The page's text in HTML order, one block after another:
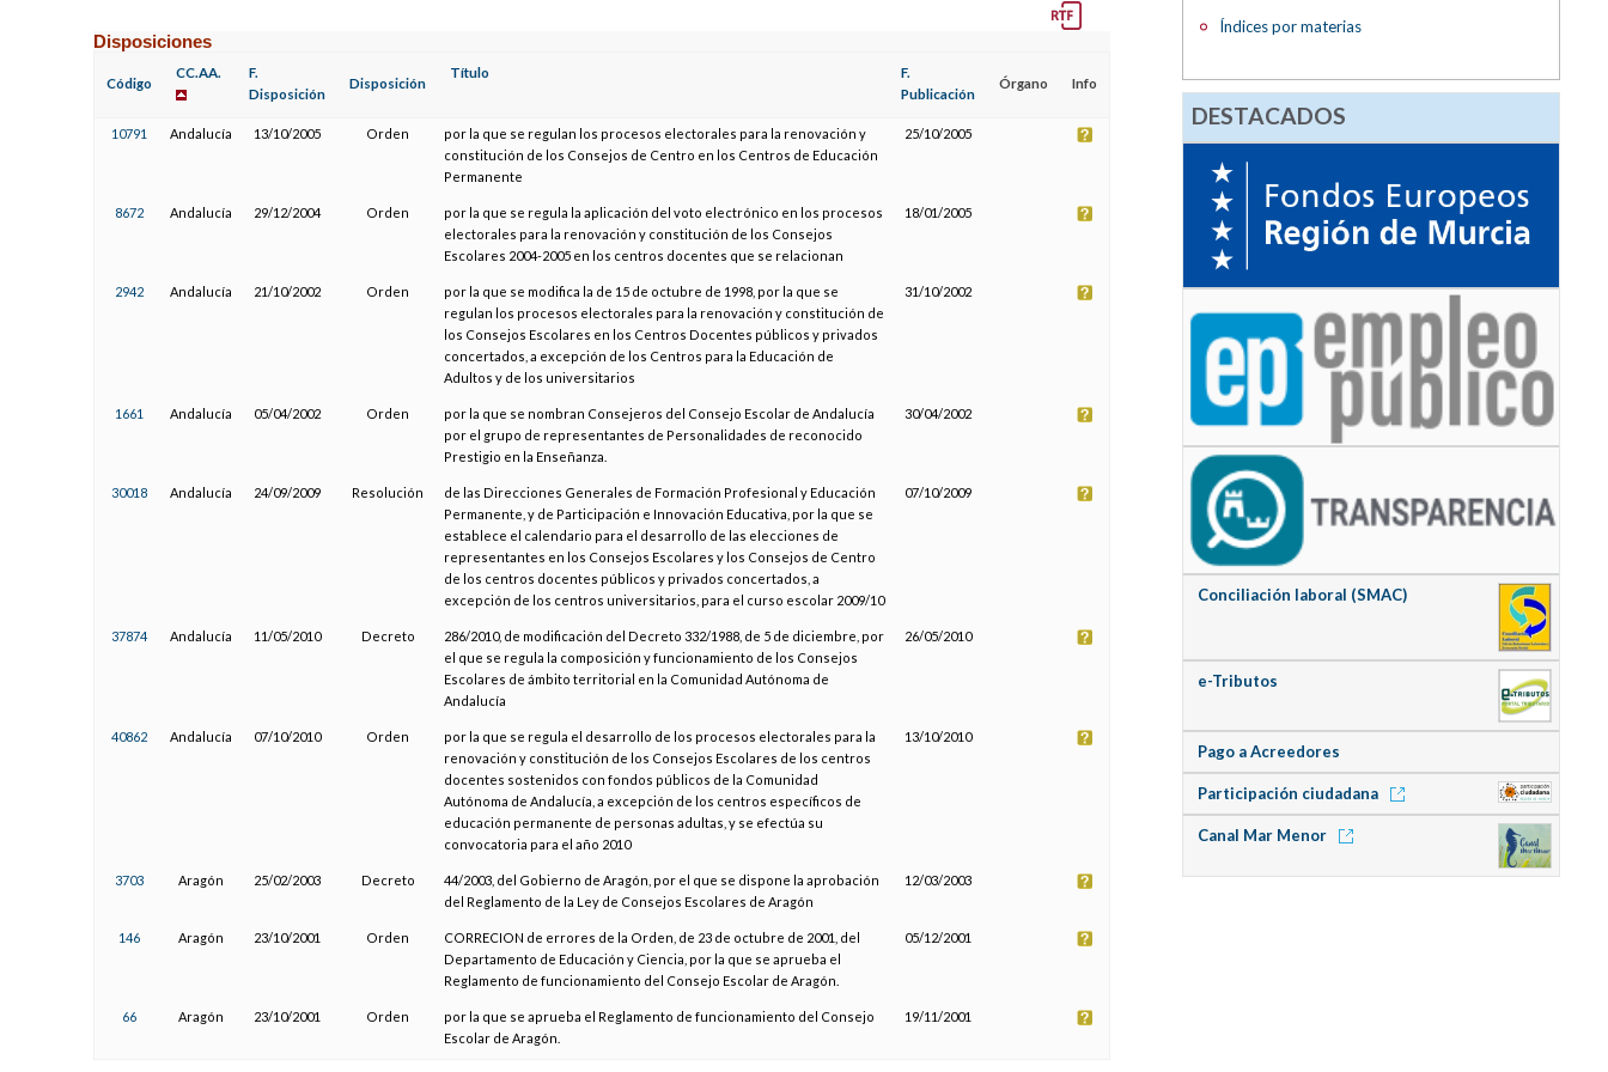
Disposiciones
Código
CC.AA.
F.
Disposición
Disposición
Título
F.
Publicación
Órgano Info
10791 Andalucía 13/10/2005 Orden
por la que se regulan los procesos electorales para la renovación y
constitución de los Consejos de Centro en los Centros de Educación
Permanente
25/10/2005
8672 Andalucía 29/12/2004 Orden
por la que se regula la aplicación del voto electrónico en los procesos
electorales para la renovación y constitución de los Consejos
Escolares 2004-2005 en los centros docentes que se relacionan
18/01/2005
2942 Andalucía 21/10/2002 Orden
por la que se modifica la de 15 de octubre de 1998, por la que se
regulan los procesos electorales para la renovación y constitución de
los Consejos Escolares en los Centros Docentes públicos y privados
concertados, a excepción de los Centros para la Educación de
Adultos y de los universitarios
31/10/2002
1661 Andalucía 05/04/2002 Orden
por la que se nombran Consejeros del Consejo Escolar de Andalucía
por el grupo de representantes de Personalidades de reconocido
Prestigio en la Enseñanza.
30/04/2002
30018 Andalucía 24/09/2009 Resolución
de las Direcciones Generales de Formación Profesional y Educación
Permanente, y de Participación e Innovación Educativa, por la que se
establece el calendario para el desarrollo de las elecciones de
representantes en los Consejos Escolares y los Consejos de Centro
de los centros docentes públicos y privados concertados, a
excepción de los centros universitarios, para el curso escolar 2009/10
07/10/2009
37874 Andalucía 11/05/2010 Decreto
286/2010, de modificación del Decreto 332/1988, de 5 de diciembre, por
el que se regula la composición y funcionamiento de los Consejos
Escolares de ámbito territorial en la Comunidad Autónoma de
Andalucía
26/05/2010
40862 Andalucía 07/10/2010 Orden
por la que se regula el desarrollo de los procesos electorales para la
renovación y constitución de los Consejos Escolares de los centros
docentes sostenidos con fondos públicos de la Comunidad
Autónoma de Andalucía, a excepción de los centros específicos de
educación permanente de personas adultas, y se efectúa su
convocatoria para el año 2010
13/10/2010
3703 Aragón 25/02/2003 Decreto
44/2003, del Gobierno de Aragón, por el que se dispone la aprobación
del Reglamento de la Ley de Consejos Escolares de Aragón
12/03/2003
146 Aragón 23/10/2001 Orden
CORRECION de errores de la Orden, de 23 de octubre de 2001, del
Departamento de Educación y Ciencia, por la que se aprueba el
Reglamento de funcionamiento del Consejo Escolar de Aragón.
05/12/2001
66 Aragón 23/10/2001 Orden
por la que se aprueba el Reglamento de funcionamiento del Consejo
Escolar de Aragón.
19/11/2001
Índices por materias
DESTACADOS
Conciliación laboral (SMAC)
e-Tributos
Pago a Acreedores
Participación ciudadana
Canal Mar Menor